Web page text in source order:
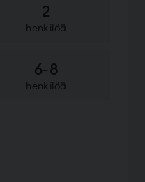
2
henkilöä
6-8
henkilöä